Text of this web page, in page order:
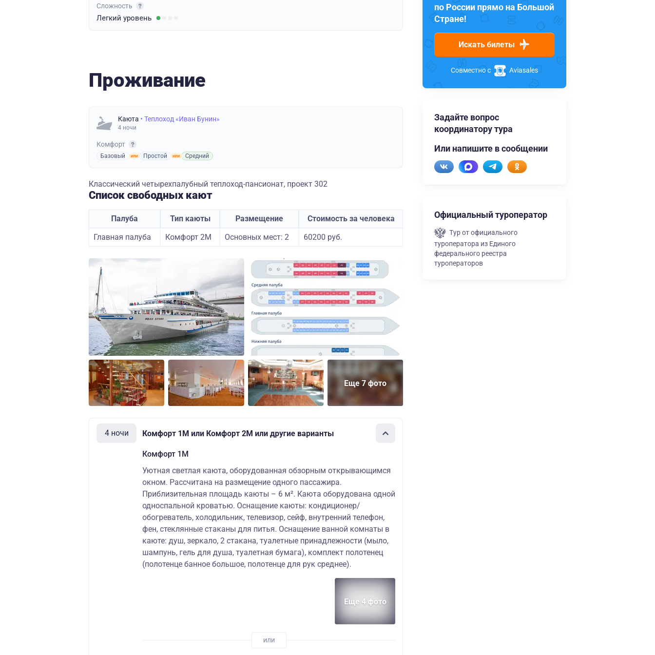
Сложность
Легкий уровень
Проживание
Каюта • Теплоход «Иван Бунин»
4 ночи
Комфорт
Базовый Простой Средний
Классический четырехпалубный теплоход-пансионат, проект 302
Список свободных кают
Палуба Тип каюты Размещение
Стоимость за человека
Главная палуба
Комфорт 2M Основных мест: 2 60200 руб.
Еще 7 фото
4 ночи Комфорт 1M или Комфорт 2M или другие варианты
Комфорт 1M
Уютная светлая каюта, оборудованная обзорным открывающимся
окном. Рассчитана на размещение одного пассажира.
Приблизительная площадь каюты – 6 м². Каюта оборудована одной
односпальной кроватью. Оснащение каюты: кондиционер/
обогреватель, холодильник, телевизор, сейф, внутренний телефон,
фен, стеклянные стаканы для питья. Оснащение ванной комнаты в
каюте: душ, зеркало, 2 стакана, туалетные принадлежности (мыло,
шампунь, гель для душа, туалетная бумага), комплект полотенец
(полотенце банное большое, полотенце для рук среднее).
Еще 4 фото
по России прямо на Большой
Стране!
Искать билеты
Совместно с Aviasales
Задайте вопрос
координатору тура
Или напишите в сообщении
Официальный туроператор
Тур от официального
туроператора из Единого
федерального реестра
туроператоров